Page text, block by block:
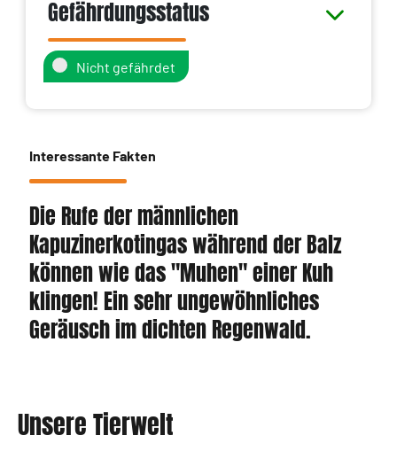
Gefährdungsstatus
Nicht gefährdet
Interessante Fakten
Die Rufe der männlichen
Kapuzinerkotingas während der Balz
können wie das "Muhen" einer Kuh
klingen! Ein sehr ungewöhnliches
Geräusch im dichten Regenwald.
Unsere Tierwelt